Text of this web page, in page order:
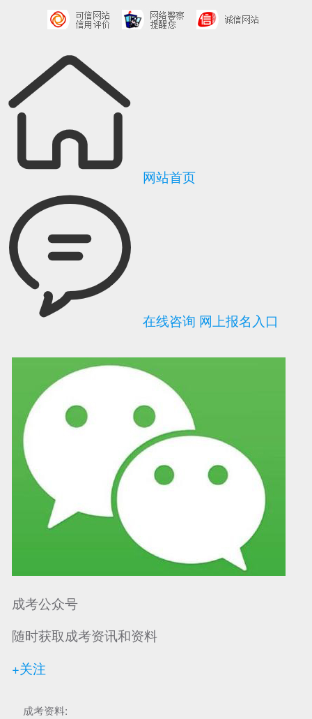
可信网站信用评 网络警察提醒你 诚信网站
网站首页
在线咨询 网上报名入口
成考公众号
随时获取成考资讯和资料
+关注
成考资料: